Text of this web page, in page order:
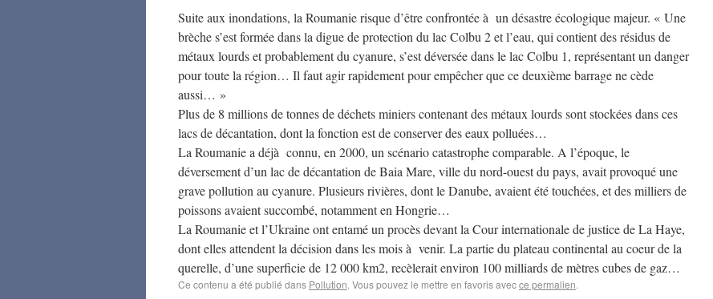
Suite aux inondations, la Roumanie risque d’être confrontée à un désastre écologique majeur. « Une
brèche s’est formée dans la digue de protection du lac Colbu 2 et l’eau, qui contient des résidus de
métaux lourds et probablement du cyanure, s’est déversée dans le lac Colbu 1, représentant un danger
pour toute la région… Il faut agir rapidement pour empêcher que ce deuxième barrage ne cède
aussi… »
Plus de 8 millions de tonnes de déchets miniers contenant des métaux lourds sont stockées dans ces
lacs de décantation, dont la fonction est de conserver des eaux polluées…
La Roumanie a déjà connu, en 2000, un scénario catastrophe comparable. A l’époque, le
déversement d’un lac de décantation de Baia Mare, ville du nord-ouest du pays, avait provoqué une
grave pollution au cyanure. Plusieurs rivières, dont le Danube, avaient été touchées, et des milliers de
poissons avaient succombé, notamment en Hongrie…
La Roumanie et l’Ukraine ont entamé un procès devant la Cour internationale de justice de La Haye,
dont elles attendent la décision dans les mois à venir. La partie du plateau continental au coeur de la
querelle, d’une superficie de 12 000 km2, recèlerait environ 100 milliards de mètres cubes de gaz…
Ce contenu a été publié dans Pollution. Vous pouvez le mettre en favoris avecce permalien.